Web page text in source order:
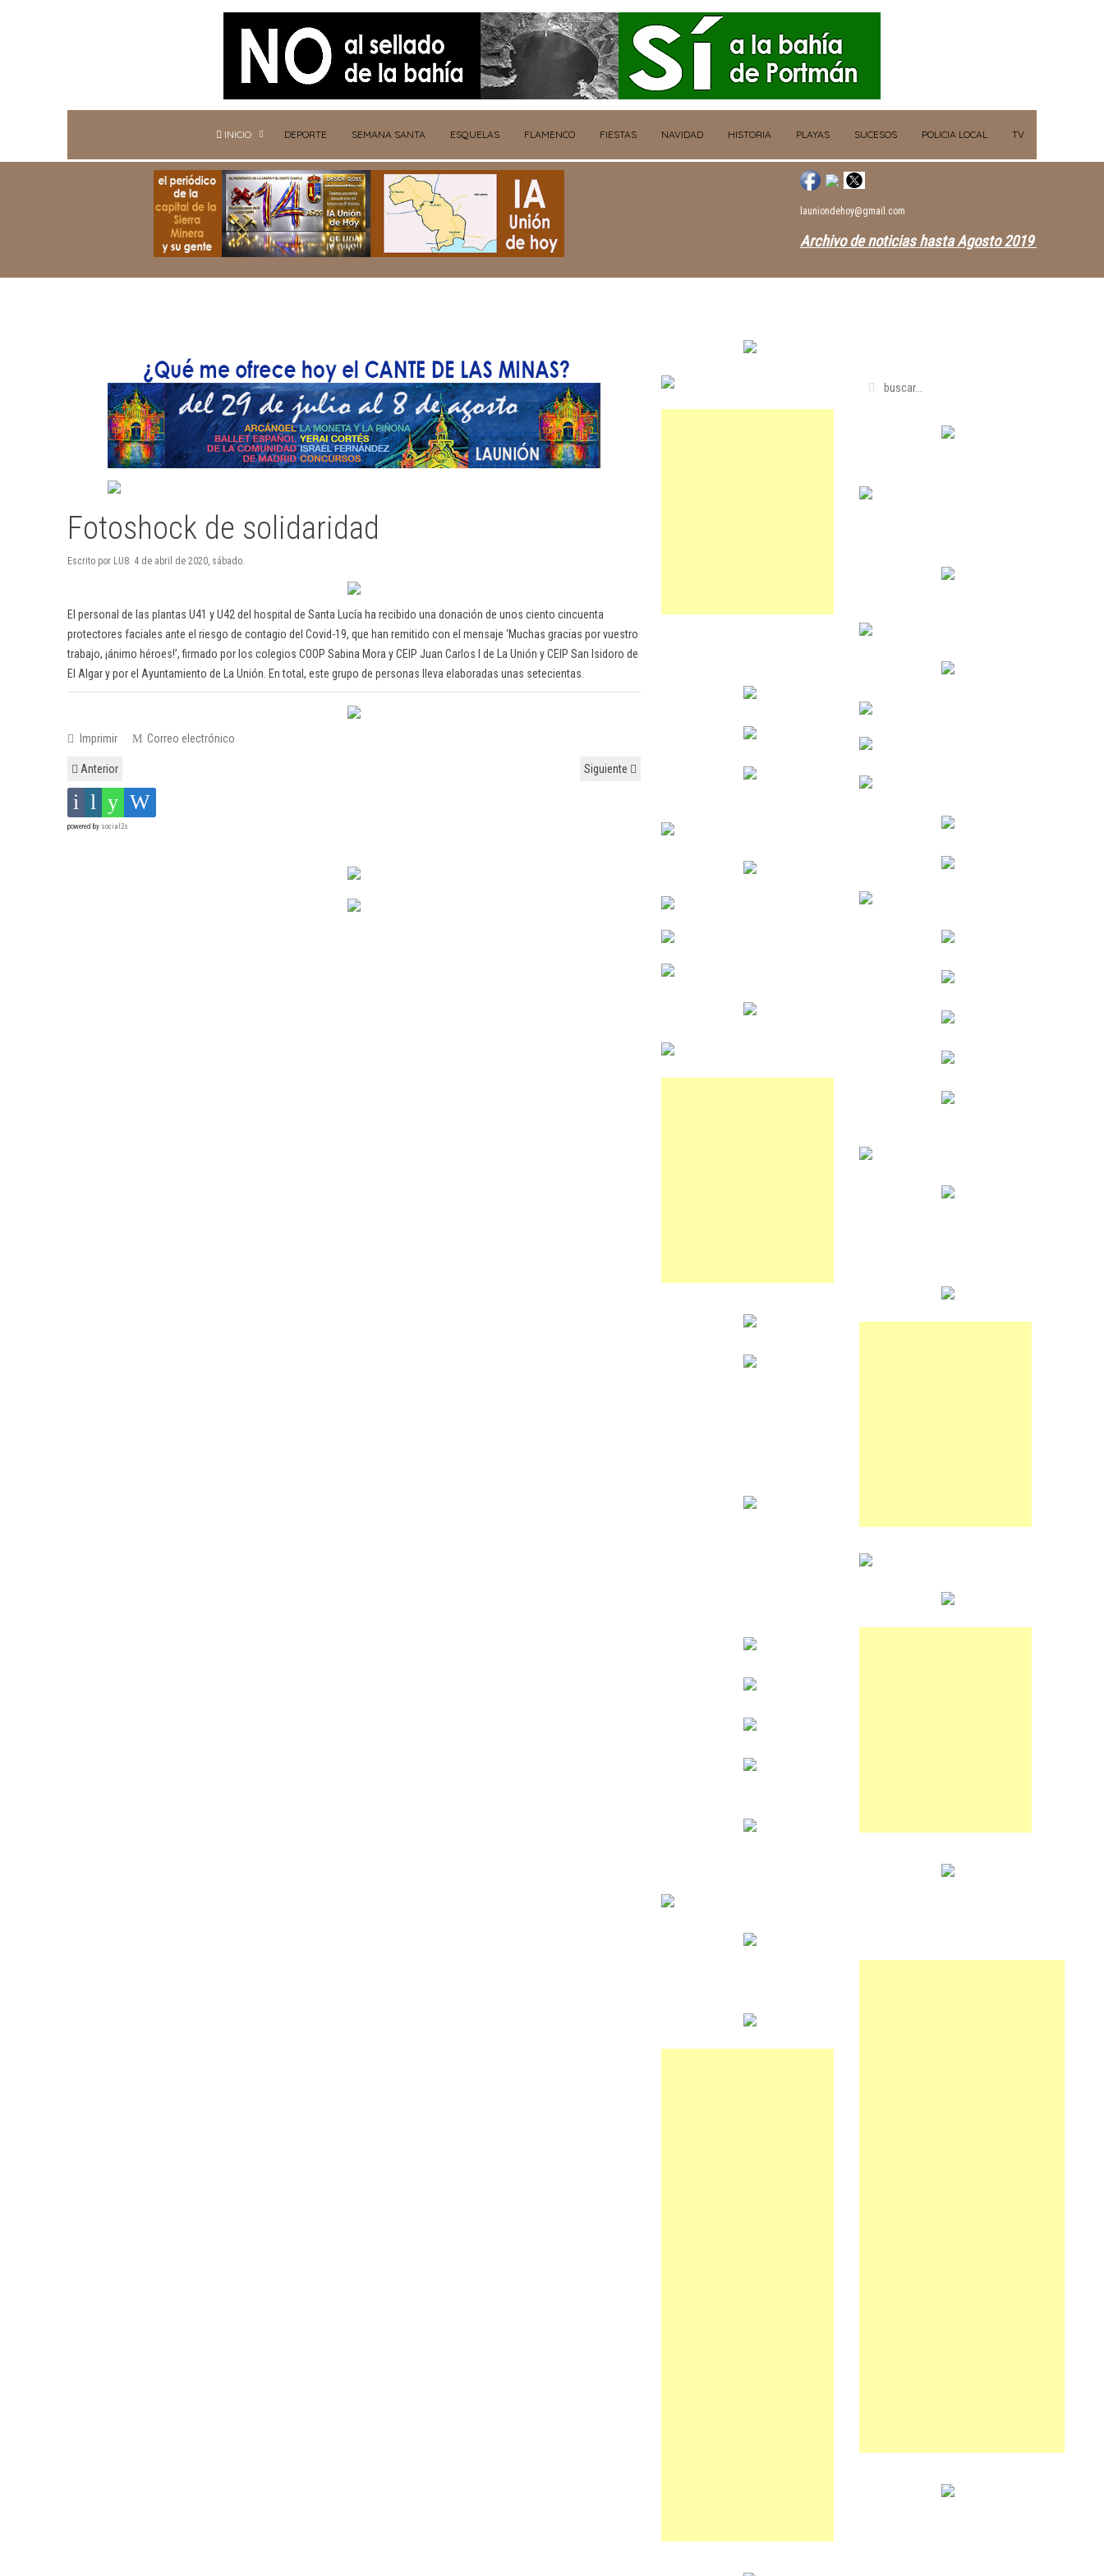
INICIO DEPORTE SEMANA SANTA ESQUELAS FLAMENCO FIESTAS NAVIDAD HISTORIA PLAYAS SUCESOS POLICIA LOCAL TV
launiondehoy@gmail.com
Archivo de noticias hasta Agosto 2019
Fotoshock de solidaridad
Escrito por LU8. 4 de abril de 2020, sábado.
El personal de las plantas U41 y U42 del hospital de Santa Lucía ha recibido una donación de unos ciento cincuenta
protectores faciales ante el riesgo de contagio del Covid-19, que han remitido con el mensaje ‘Muchas gracias por vuestro
trabajo, ¡ánimo héroes!’, firmado por los colegios COOP Sabina Mora y CEIP Juan Carlos I de La Unión y CEIP San Isidoro de
El Algar y por el Ayuntamiento de La Unión. En total, este grupo de personas lleva elaboradas unas setecientas.
Imprimir Correo electrónico
Anterior Siguiente
powered by social2s